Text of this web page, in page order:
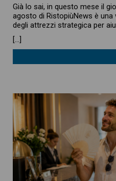
Già lo sai, in questo mese il
agosto di RistopiùNews è
degli attrezzi strategica per
[…]